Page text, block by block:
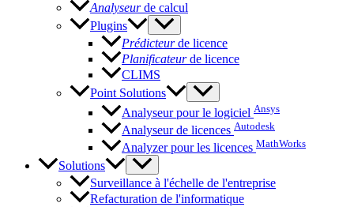
Analyseurde calcul
Plugins
Prédicteurde licence
Planificateurde licence
CLIMS
Point Solutions
Analyseur pour le logiciel Ansys
Analyseur de licences Autodesk
Analyzer pour les licences MathWorks
Solutions
Surveillance à l'échelle de l'entreprise
Refacturation de l'informatique